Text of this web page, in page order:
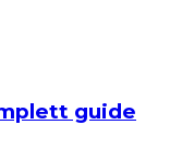
guide